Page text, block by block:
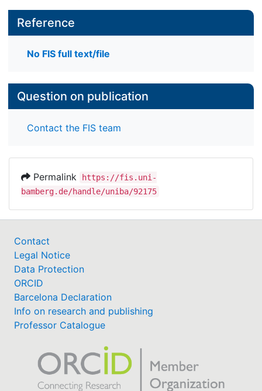
Reference
No FIS full text/file
Question on publication
Contact the FIS team
Permalink
https://fis.uni-
bamberg.de/handle/uniba/92175
Contact
Legal Notice
Data Protection
ORCID
Barcelona Declaration
Info on research and publishing
Professor Catalogue